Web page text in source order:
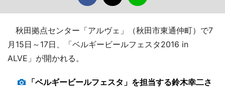
秋田拠点センター「アルヴェ」（秋田市東通仲町）で7
月15日～17日、「ベルギービールフェスタ2016 in
ALVE」が開かれる。
「ベルギービールフェスタ」を担当する鈴木幸二さ